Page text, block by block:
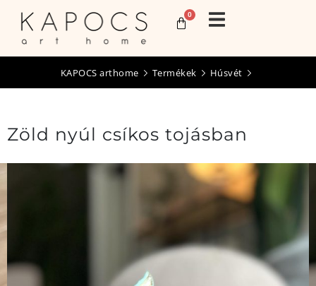
0
KAPOCS arthome Termékek Húsvét
Zöld nyúl csíkos tojásban